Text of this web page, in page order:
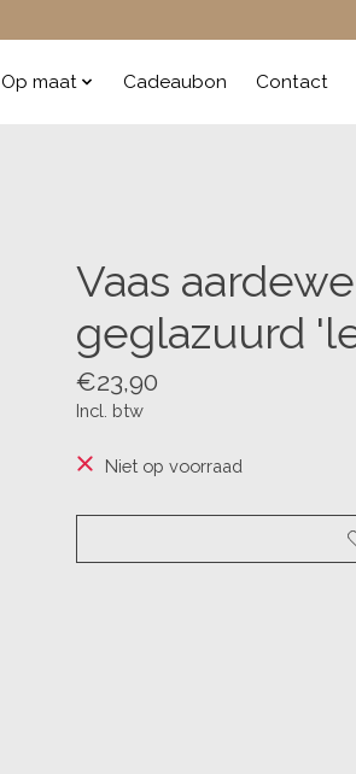
Op maat Cadeaubon Contact
Vaas
geglazuurd
€23,90
Incl. btw
Niet op voorraad